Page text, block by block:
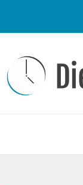
Kontakt /
Impressum
iPhone kaufen